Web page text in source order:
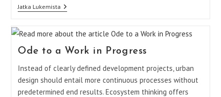
Jatka LukemistaKadun
Uudet
Ode to a Work in Progress
Instead of clearly defined development projects, urban
design should entail more continuous processes without
predetermined end results. Ecosystem thinking offers